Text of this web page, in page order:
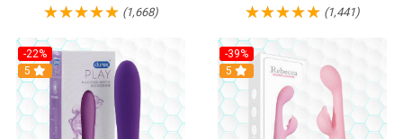
(1,668) (1,441)
-22%
Hot
5
-39%
Hot
5